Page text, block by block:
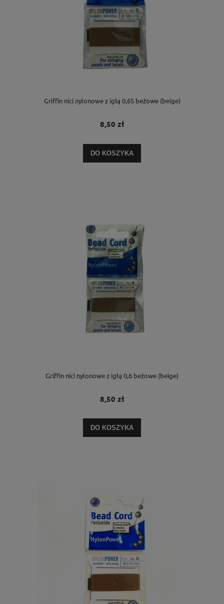
Griffin nici nylonowe z igłą 0,65 beżowe (beige)
8,50 zł
DO KOSZYKA
Griffin nici nylonowe z igłą 0,6 beżowe (beige)
8,50 zł
DO KOSZYKA